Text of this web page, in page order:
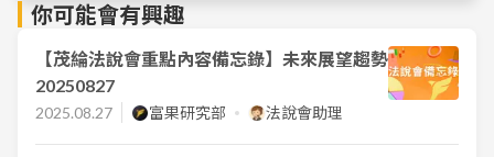
你可能會有興趣
【茂綸法說會重點內容備忘錄】未來展望趨勢
20250827
2025.08.27 富果研究部 法說會助理